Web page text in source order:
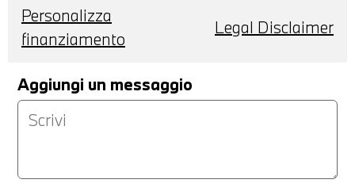
Personalizza
finanziamento
Legal Disclaimer
Aggiungi un messaggio